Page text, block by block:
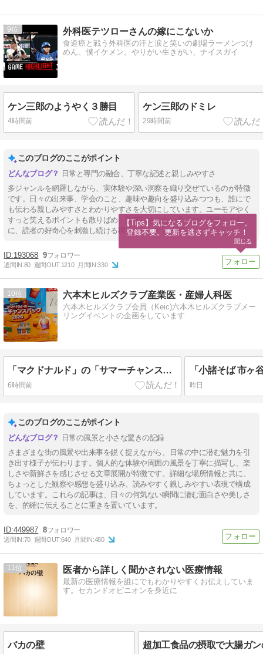
9 外科医テツローさんの嫁にこないか
食道癌と戦う外科医の汗と涙と笑いの劇場ラーメンつけ
めん、僕イケメン。やりがい生きがい、ナイスガイ
ケン三郎のようやく３勝目
4時間前
ケン三郎のドミレ
29時間前
このブログのここがポイント
日常と専門の融合、丁寧な記述と親しみやすさ
多ジャンルを網羅しながら、実体験や深い洞察を織り交ぜているのが特徴
です。日々の出来事、学会のこと、趣味や趣向を盛り込みつつも、誰にで
も伝わる親しみやすさとわかりやすさを大切にしています。ユーモアやく
すっと笑えるポイントも散りばめ、堅苦しさのない柔らかな筆致ととも
に、読者の好奇心を刺激し続ける構成となっています。
193068 9
週間IN:80 週間OUT:1210 月間IN:330
10 六本木ヒルズクラブ産業医・産婦人科医
六本木ヒルズクラブ会員（Keic)六本木ヒルズクラブメー
リングイベントの企画をしています
「マクドナルド」の「サマーチャンスバッグ」２０２６です。
6時間前 昨日
このブログのここがポイント
日常の風景と小さな驚きの記録
さまざまな街の風景や出来事を鋭く捉えながら、日常の中に潜む魅力を引
き出す様子が伝わります。個人的な体験や周囲の風景を丁寧に描写し、楽
しさや新鮮さを感じさせる文章展開が特徴です。詳細な場所情報と共に、
ちょっとした観察や感想を盛り込み、読みやすく親しみやすい表現で構成
しています。これらの記事は、日々の何気ない瞬間に潜む面白さや美しさ
を、的確に伝えることに重きを置いています。
449987 8
週間IN:70 週間OUT:640 月間IN:480
11 医者から詳しく聞かされない医療情報
最新の医療情報を誰にでもわかりやすくお伝えしていま
す。セカンドオピニオンを身近に
バカの壁
【Tips】気になるブログをフォロー。
登録不要。更新を逃さずキャッチ！
閉じる